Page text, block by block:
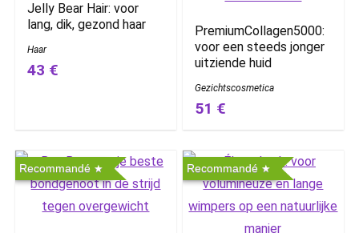
Jelly Bear Hair: voor
lang, dik, gezond haar
Haar
43 €
PremiumCollagen5000:
voor een steeds jonger
uitziende huid
Gezichtscosmetica
51 €
Recommandé Recommandé